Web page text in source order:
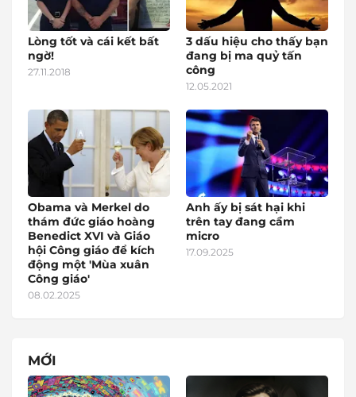
Lòng tốt và cái kết bất
ngờ!
27.11.2018
3 dấu hiệu cho thấy bạn
đang bị ma quỷ tấn
công
12.05.2021
Obama và Merkel do
thám đức giáo hoàng
Benedict XVI và Giáo
hội Công giáo để kích
động một 'Mùa xuân
Công giáo'
08.02.2025
Anh ấy bị sát hại khi
trên tay đang cầm
micro
17.09.2025
MỚI